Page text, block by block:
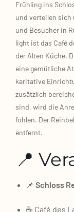
Früh­ling ins
und ver­tei­len sich
und Besu­cher in
light ist das Café
der Alten Küche.
eine gemüt­li­che
kari­ta­ti­ve
zusätz­lich
sind, wird die
foh­len. Der
ent­fernt.
📍
📌 Schloss
☕ Café des